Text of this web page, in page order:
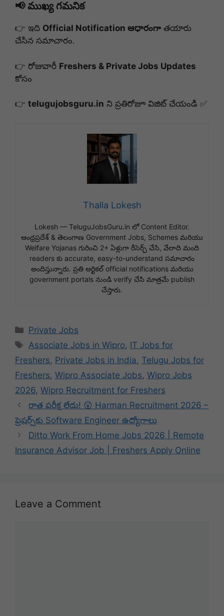
📢 ముఖ్య గమనిక
👉 ఇది Official Notification ఆధారంగా తయారు
చేసిన సమాచారం.
👉 రోజువారీ Freshers & Private Jobs Updates
కోసం
👉 telugujobsguru.in ని ప్రతిరోజూ విజిట్ చేయండి ✅
Thalla Lokesh
Lokesh — TeluguJobsGuru.in లో Content Editor.
ఆంధ్రప్రదేశ్ & తెలంగాణ Government Jobs, Schemes మరియు
Welfare Yojanas గురించి 2+ ఏళ్లుగా రీసెర్చ్ చేసి, వేలాది మంది
readers కు accurate, easy-to-understand సమాచారం
అందిస్తున్నారు. ప్రతి ఆర్టికల్ official notifications మరియు
government portals నుండి verify చేసి మాత్రమే publish
చేస్తారు.
Categories
Private Jobs
Tags
Associate Jobs in Wipro, IT Jobs for
Freshers, Private Jobs in India, Telugu Jobs for
Freshers, Wipro Associate Jobs, Wipro Jobs
2026, Wipro Recruitment for Freshers
రాత పరీక్ష లేదు! 😲 Harman Recruitment 2026 –
ఫ్రెషర్స్‌కు Software Engineer ఉద్యోగాలు
Ditto Work From Home Jobs 2026 | Remote
Insurance Advisor Job | Freshers Apply Online
Leave a Comment